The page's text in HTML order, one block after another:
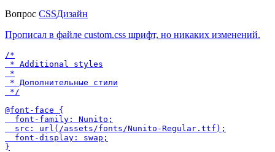
Вопрос CSSДизайн
Прописал в файле custom.css шрифт, но никаких изменений.
/*
* Additional styles
*
* Дополнительные стили
*/
@font-face {
  font-family: Nunito;
  src: url(/assets/fonts/Nunito-Regular.ttf);
  font-display: swap;
}